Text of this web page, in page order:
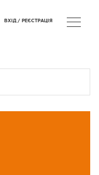
ВХІД / РЕЄСТРАЦІЯ